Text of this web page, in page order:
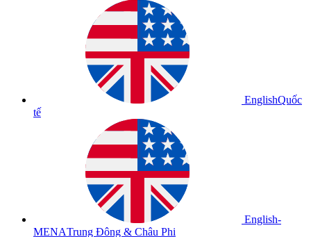
EnglishQuốc
tế
English-
MENATrung Đông & Châu Phi